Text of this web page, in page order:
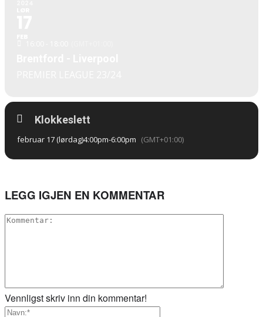
Klokkeslett
februar 17 (lørdag)4:00pm-6:00pm (GMT+01:00)
LEGG IGJEN EN KOMMENTAR
Vennligst skriv inn din kommentar!